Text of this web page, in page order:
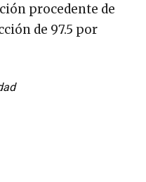
procedente de
de 97.5 por